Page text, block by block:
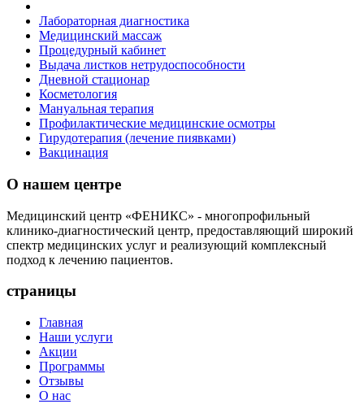
Лабораторная диагностика
Медицинский массаж
Процедурный кабинет
Выдача листков нетрудоспособности
Дневной стационар
Косметология
Мануальная терапия
Профилактические медицинские осмотры
Гирудотерапия (лечение пиявками)
Вакцинация
О нашем центре
Медицинский центр «ФЕНИКС» - многопрофильный
клинико-диагностический центр, предоставляющий широкий
спектр медицинских услуг и реализующий комплексный
подход к лечению пациентов.
страницы
Главная
Наши услуги
Акции
Программы
Отзывы
О нас